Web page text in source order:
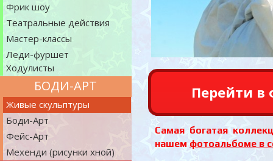
БОДИ-АРТ
Фрик шоу
Театральные действия
Мастер-классы
Леди-фуршет
Ходулисты
Живые скульптуры
Боди-Арт
Фейс-Арт
Мехенди (рисунки хной)
Самая богатая
нашемфотоальбоме в
Перейти в